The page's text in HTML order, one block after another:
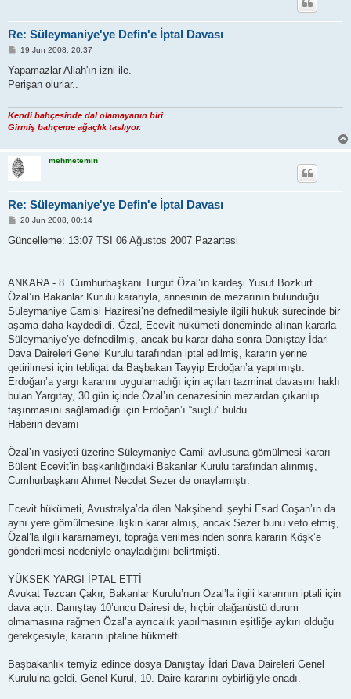
Re: Süleymaniye'ye Defin'e İptal Davası
P
s
19 Jun 2008, 20:37
Yapamazlar Allah'ın izni ile.
Perişan olurlar..
Kendi bahçesinde dal olamayanın biri
Girmiş bahçeme ağaçlık taslıyor.
mehmetemin
Re: Süleymaniye'ye Defin'e İptal Davası
P
s
20 Jun 2008, 00:14
Güncelleme: 13:07 TSİ 06 Ağustos 2007 Pazartesi
ANKARA - 8. Cumhurbaşkanı Turgut Özal’ın kardeşi Yusuf Bozkurt
Özal’ın Bakanlar Kurulu kararıyla, annesinin de mezarının bulunduğu
Süleymaniye Camisi Haziresi’ne defnedilmesiyle ilgili hukuk sürecinde bir
aşama daha kaydedildi. Özal, Ecevit hükümeti döneminde alınan kararla
Süleymaniye’ye defnedilmiş, ancak bu karar daha sonra Danıştay İdari
Dava Daireleri Genel Kurulu tarafından iptal edilmiş, kararın yerine
getirilmesi için tebligat da Başbakan Tayyip Erdoğan’a yapılmıştı.
Erdoğan’a yargı kararını uygulamadığı için açılan tazminat davasını haklı
bulan Yargıtay, 30 gün içinde Özal’ın cenazesinin mezardan çıkarılıp
taşınmasını sağlamadığı için Erdoğan’ı “suçlu” buldu.
Haberin devamı
Özal’ın vasiyeti üzerine Süleymaniye Camii avlusuna gömülmesi kararı
Bülent Ecevit’in başkanlığındaki Bakanlar Kurulu tarafından alınmış,
Cumhurbaşkanı Ahmet Necdet Sezer de onaylamıştı.
Ecevit hükümeti, Avustralya’da ölen Nakşibendi şeyhi Esad Coşan’ın da
aynı yere gömülmesine ilişkin karar almış, ancak Sezer bunu veto etmiş,
Özal’la ilgili kararnameyi, toprağa verilmesinden sonra kararın Köşk’e
gönderilmesi nedeniyle onayladığını belirtmişti.
YÜKSEK YARGI İPTAL ETTİ
Avukat Tezcan Çakır, Bakanlar Kurulu’nun Özal’la ilgili kararının iptali için
dava açtı. Danıştay 10’uncu Dairesi de, hiçbir olağanüstü durum
olmamasına rağmen Özal’a ayrıcalık yapılmasının eşitliğe aykırı olduğu
gerekçesiyle, kararın iptaline hükmetti.
Başbakanlık temyiz edince dosya Danıştay İdari Dava Daireleri Genel
Kurulu’na geldi. Genel Kurul, 10. Daire kararını oybirliğiyle onadı.